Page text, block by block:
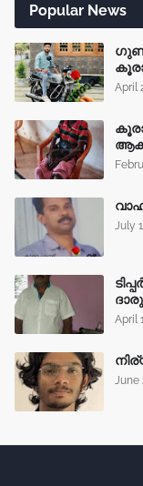
Popular News
April
July
April
June